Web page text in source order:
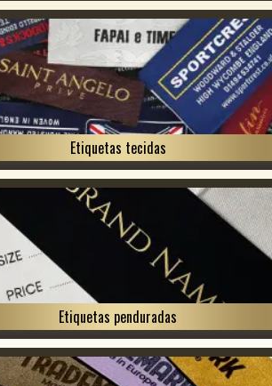
Etiquetas tecidas
Etiquetas penduradas